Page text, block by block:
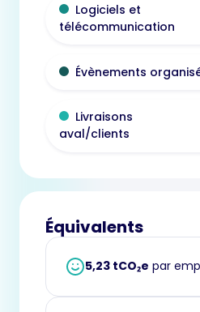
Logiciels et
télécommunication
Évènements
Livraisons
aval/clients
Équivalents
5,23 tCO₂e par